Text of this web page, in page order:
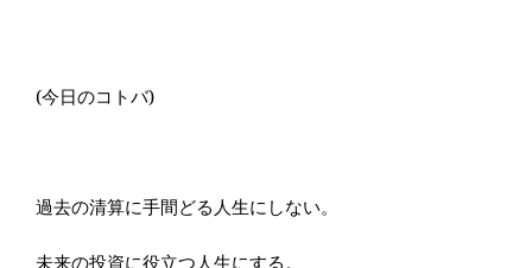
(今日のコトバ)
過去の清算に手間どる人生にしない。
未来の投資に役立つ人生にする。